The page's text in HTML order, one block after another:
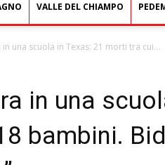
VALLE DEL CHIAMPO
una scuola in Texas: 21 morti tra cui...
in una
bambini.